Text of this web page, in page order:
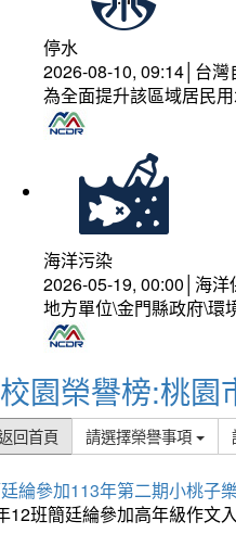
停水
2026-08-10, 09:14│台灣
為全面提升該區域居民
海洋污染
2026-05-19, 00:00│海洋
地方單位\金門縣政府\環
校園榮譽榜:桃園
回首頁 請選擇榮譽事項
綸參加113年第二期小桃子
12班簡廷綸參加高年級作文